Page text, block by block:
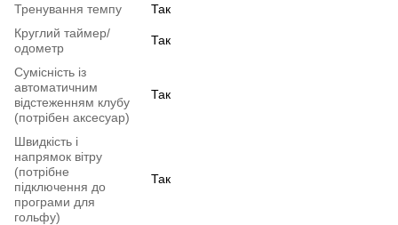
Тренування темпу
Так
Круглий таймер/
одометр
Так
Сумісність із
автоматичним
відстеженням клубу
(потрібен аксесуар)
Так
Швидкість і
напрямок вітру
(потрібне
підключення до
програми для
гольфу)
Так